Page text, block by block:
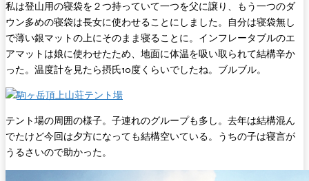
私は登山用の寝袋を２つ持っていて一つを父に譲り、もう一つのダ
ウン多めの寝袋は長女に使わせることにしました。自分は寝袋無し
で薄い銀マットの上にそのまま寝ることに。インフレータブルのエ
アマットは娘に使わせたため、地面に体温を吸い取られて結構辛か
った。温度計を見たら摂氏10度くらいでしたね。ブルブル。
テント場の周囲の様子。子連れのグループも多し。去年は結構混ん
でたけど今回は夕方になっても結構空いている。うちの子は寝言が
うるさいので助かった。